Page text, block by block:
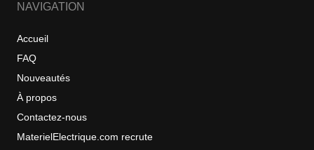
NAVIGATION
Accueil
FAQ
Nouveautés
À propos
Contactez-nous
MaterielElectrique.com recrute